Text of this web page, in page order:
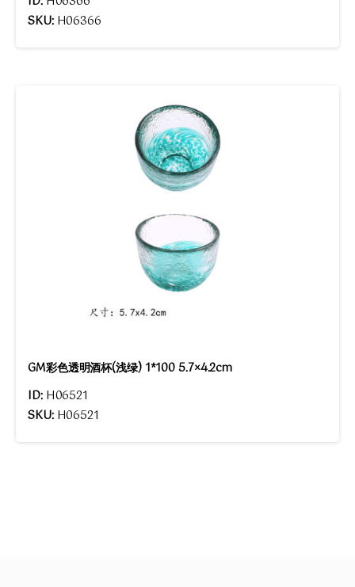
SKU: H06366
GM彩色透明酒杯(浅绿) 1*100 5.7×4.2cm
ID: H06521
SKU: H06521